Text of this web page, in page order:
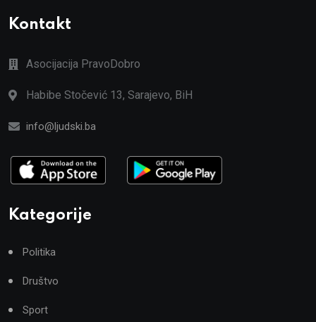
Kontakt
Asocijacija PravoDobro
Habibe Stočević 13, Sarajevo, BiH
info@ljudski.ba
Kategorije
Politika
Društvo
Sport